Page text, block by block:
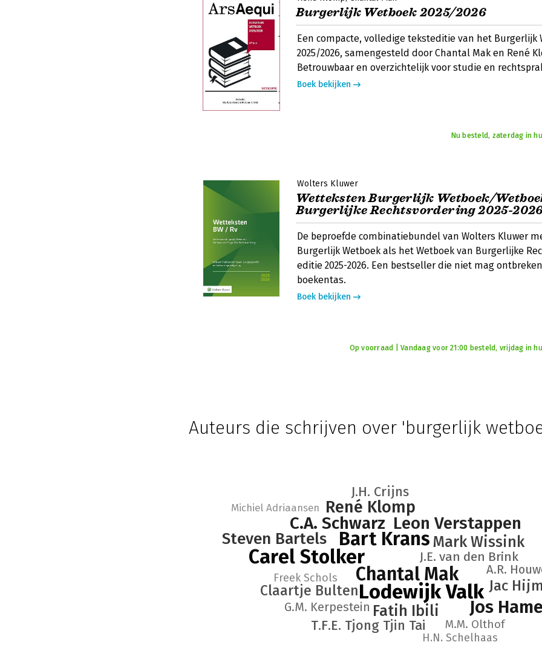
Burgerlijk Wetboek 2025/2026
Een compacte, volledige teksteditie van het Burgerlijk
2025/2026, samengesteld door Chantal Mak en René
Betrouwbaar en overzichtelijk voor studie en
Boek bekijken
Nu besteld, zaterdag in
Wolters Kluwer
Wetteksten Burgerlijk Wetboek/
Burgerlijke Rechtsvordering 2025-
De beproefde combinatiebundel van Wolters Kluwer
Burgerlijk Wetboek als het Wetboek van Burgerlijke
editie 2025-2026. Een bestseller die niet mag
boekentas.
Boek bekijken
Op voorraad | Vandaag voor 21:00 besteld, vrijdag in
Auteurs die schrijven over 'burgerlijk
Lodewijk Valk
Carel Stolker
Bart Krans
Chantal Mak
Jos
C.A. Schwarz Leon Verstappen
René Klomp
Steven Bartels
Fatih Ibili
Mark Wissink
Jac
Claartje Bulten
T.F.E. Tjong Tjin Tai
J.H. Crijns
J.E. van den Brink
A.R.
G.M. Kerpestein
M.M. Olthof
H.N. Schelhaas
Freek Schols
Michiel Adriaansen